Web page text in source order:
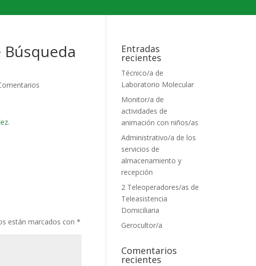
.
están marcados con *
Entradas
recientes
Técnico/a de
Laboratorio Molecular
Monitor/a de
actividades de
animación con niños/as
Administrativo/a de los
servicios de
almacenamiento y
recepción
2 Teleoperadores/as de
Teleasistencia
Domiciliaria
Gerocultor/a
Comentarios
recientes